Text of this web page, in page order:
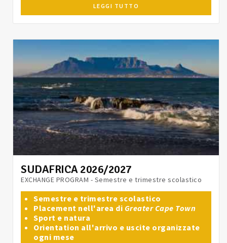
LEGGI TUTTO
SUDAFRICA 2026/2027
EXCHANGE PROGRAM - Semestre e trimestre scolastico
Semestre e trimestre scolastico
Placement nell'area di Greater Cape Town
Sport e natura
Orientation all'arrivo e uscite organizzate
ogni mese